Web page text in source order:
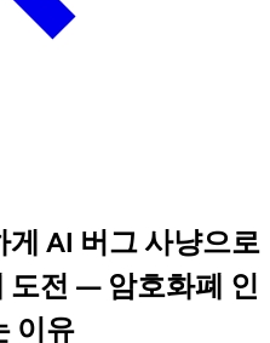
AI 버그 사냥으로
도전 — 암호화폐 인
이유